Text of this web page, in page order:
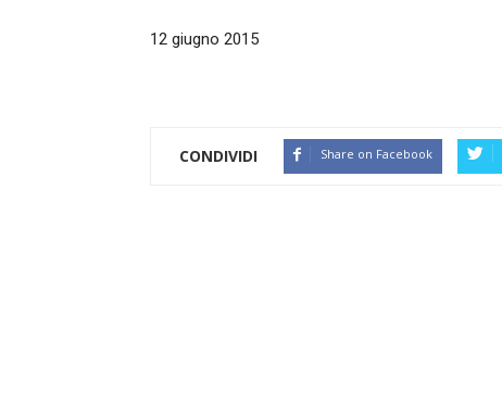
12 giugno 2015
CONDIVIDI Share on Facebook